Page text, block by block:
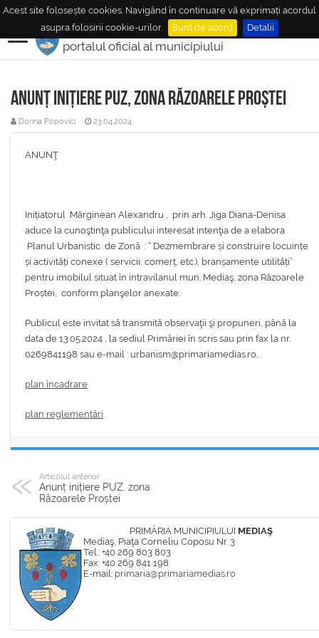
Acest site folosește cookies. Navigând în continuare vă exprimați acordul
asupra folosirii cookie-urilor.
Sunt de acord Detalii
MUNICIPIULMEDIAŞ
portalul oficial al municipiului
Anunț inițiere PUZ, zona Răzoarele Proștei
Dorina Popovici 23.04.2024
ANUNŢ
Inițiatorul Mărginean Alexandru , prin arh. Jiga Diana-Denisa
aduce la cunoştinţa publicului interesat intenţia de a elabora
Planul Urbanistic de Zonă : “ Dezmembrare și construire locuințe
și activități conexe ( servicii, comerț, etc.), branșamente utilități”
pentru imobilul situat în intravilanul mun. Mediaş, zona Răzoarele
Proștei, conform planşelor anexate.
Publicul este invitat să transmită observaţii şi propuneri, până la
data de 13.05.2024 , la sediul Primăriei în scris sau prin fax la nr.
0269841198 sau e-mail : urbanism@primariamedias.ro, .
plan încadrare
plan reglementări
Articolul anterior
Anunț inițiere PUZ, zona
Răzoarele Proștei
PRIMĂRIA MUNICIPIULUI MEDIAŞ
Mediaş, Piaţa Corneliu Coposu Nr. 3
Tel.: +40 269 803 803
Fax: +40 269 841 198
E-mail: primaria@primariamedias.ro